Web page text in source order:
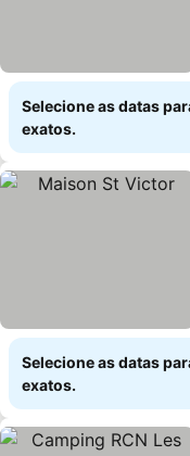
Selecione as datas
exatos.
Selecione as datas
exatos.